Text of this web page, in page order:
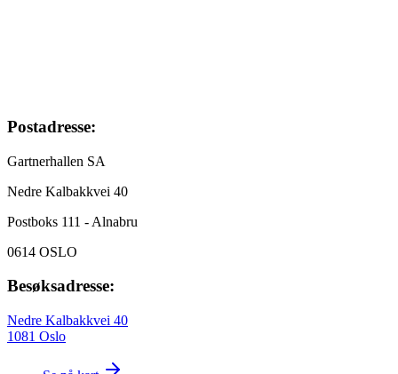
Postadresse:
Gartnerhallen SA
Nedre Kalbakkvei 40
Postboks 111 - Alnabru
0614 OSLO
Besøksadresse:
Nedre Kalbakkvei 40
1081 Oslo